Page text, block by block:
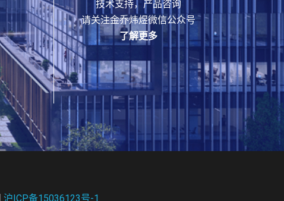
技术支持，产品咨询
请关注金乔炜煜微信公众号
了解更多
沪ICP备15036123号-1